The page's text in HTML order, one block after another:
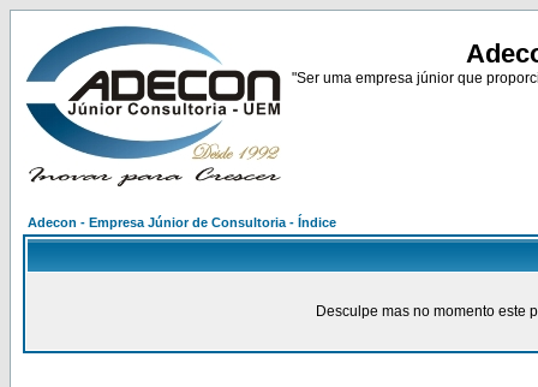
"Ser uma empresa júnior que
Adecon - Empresa Júnior de Consultoria - Índice
Desculpe mas no momento este